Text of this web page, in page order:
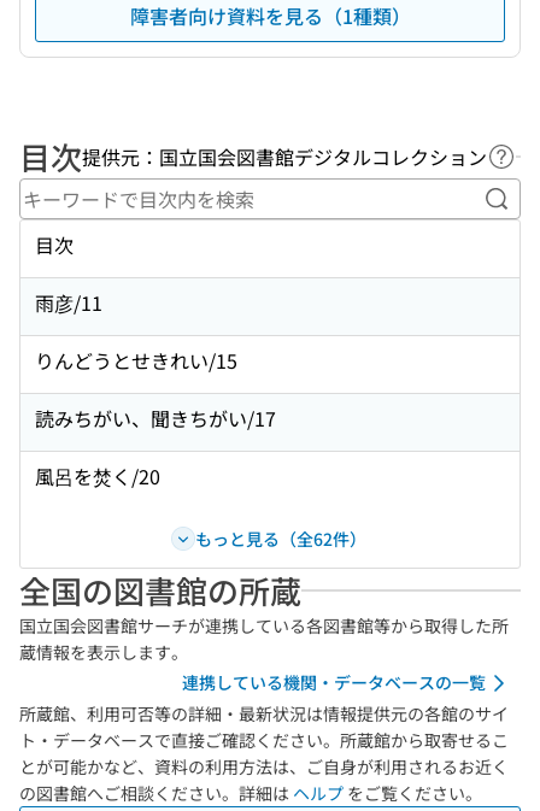
障害者向け資料を見る（1種類）
目次提供元：国立国会図書館デジタルコレクション ヘ
キ
目次
雨彦/11
りんどうとせきれい/15
読みちがい、聞きちがい/17
風呂を焚く/20
もっと見る（全62件）
全国の図書館の所蔵
国立国会図書館サーチが連携している各図書館等から取得した所
蔵情報を表示します。
連携している機関・データベースの一覧
所蔵館、利用可否等の詳細・最新状況は情報提供元の各館のサイ
ト・データベースで直接ご確認ください。所蔵館から取寄せるこ
とが可能かなど、資料の利用方法は、ご自身が利用されるお近く
の図書館へご相談ください。詳細は ヘルプ をご覧ください。